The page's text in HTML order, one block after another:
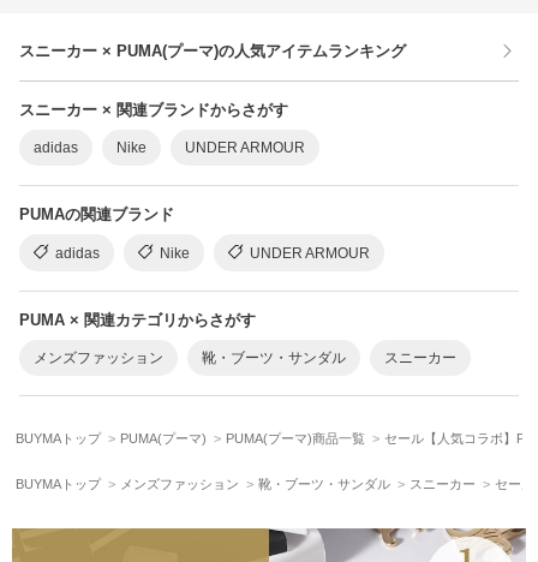
スニーカー × PUMA(プーマ)の人気アイテムランキング
スニーカー × 関連ブランドからさがす
adidas Nike UNDER ARMOUR
PUMAの関連ブランド
adidas Nike UNDER ARMOUR
PUMA × 関連カテゴリからさがす
メンズファッション 靴・ブーツ・サンダル スニーカー
BUYMAトップ PUMA(プーマ) PUMA(プーマ)商品一覧 セール【人気コラボ】
BUYMAトップ メンズファッション 靴・ブーツ・サンダル スニーカー セー